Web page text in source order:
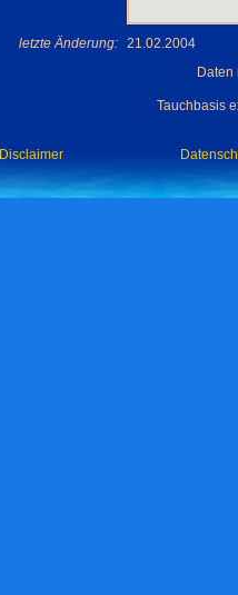
letzte Änderung: 21.02.2004
Tauchbasis
Disclaimer